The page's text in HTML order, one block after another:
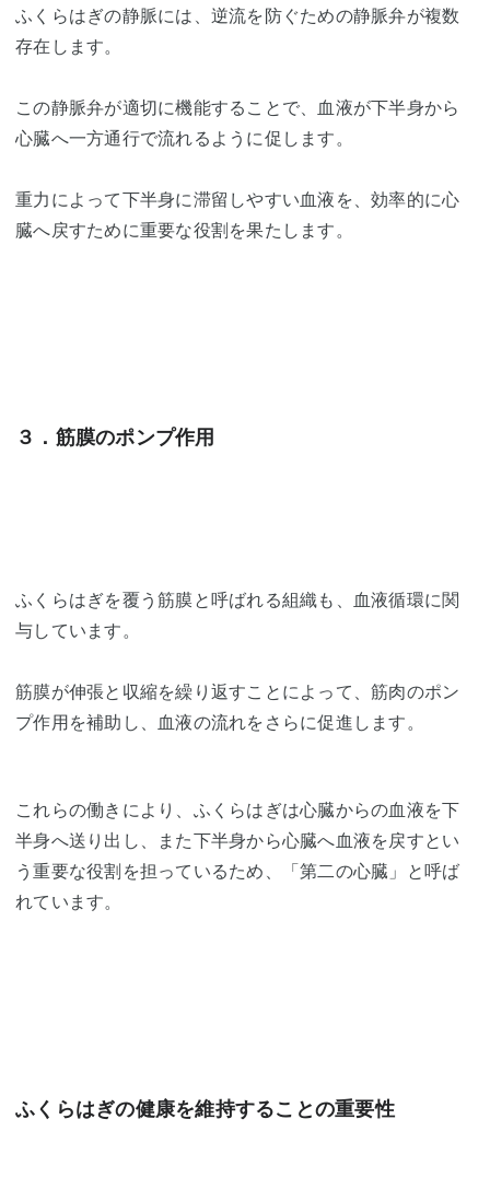
ふくらはぎの静脈には、逆流を防ぐための静脈弁が複数
存在します。
この静脈弁が適切に機能することで、血液が下半身から
心臓へ一方通行で流れるように促します。
重力によって下半身に滞留しやすい血液を、効率的に心
臓へ戻すために重要な役割を果たします。
３．筋膜のポンプ作用
ふくらはぎを覆う筋膜と呼ばれる組織も、血液循環に関
与しています。
筋膜が伸張と収縮を繰り返すことによって、筋肉のポン
プ作用を補助し、血液の流れをさらに促進します。
これらの働きにより、ふくらはぎは心臓からの血液を下
半身へ送り出し、また下半身から心臓へ血液を戻すとい
う重要な役割を担っているため、「第二の心臓」と呼ば
れています。
ふくらはぎの健康を維持することの重要性